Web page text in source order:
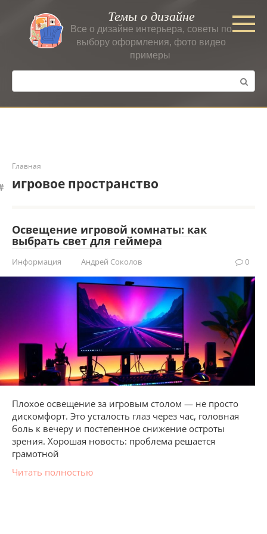
контенту
Темы о дизайне
Все о дизайне интерьера, советы по
выбору оформления, фото видео
примеры
Поиск:
Главная
игровое пространство
Освещение игровой комнаты: как
выбрать свет для геймера
Информация Андрей Соколов 0
Плохое освещение за игровым столом — не просто
дискомфорт. Это усталость глаз через час, головная
боль к вечеру и постепенное снижение остроты
зрения. Хорошая новость: проблема решается
грамотной
Читать полностью